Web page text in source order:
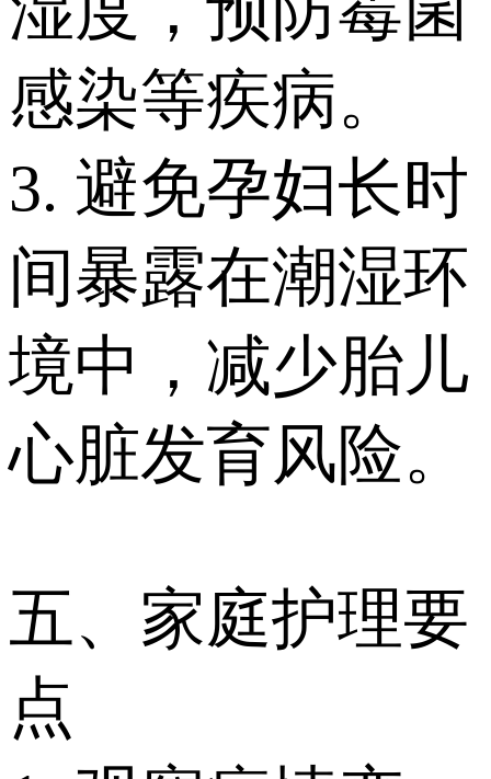
感染等疾病。
3. 避免孕妇长时
间暴露在潮湿环
境中，减少胎儿
心脏发育风险。
五、家庭护理要
点